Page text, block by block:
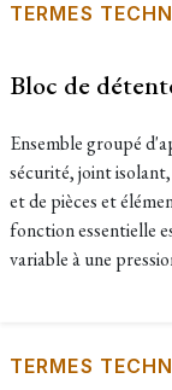
TERMES
Bloc de
Ensemble groupé
sécurité, joint
et de pièces et
fonction essentielle
variable à une
TERMES